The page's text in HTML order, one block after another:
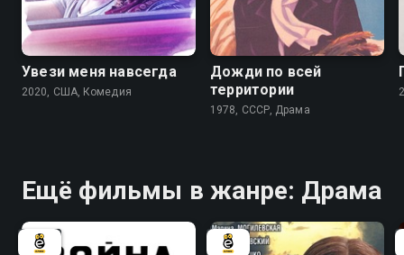
Увези меня навсегда
2020, США, Комедия
Дожди по всей
территории
1978, СССР, Драма
Ещё фильмы в жанре: Драма